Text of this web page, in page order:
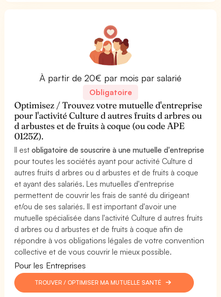
À partir de 20€ par mois par salarié
Obligatoire
Optimisez / Trouvez votre mutuelle d'entreprise
pour l'activité Culture d autres fruits d arbres ou
d arbustes et de fruits à coque (ou code APE
0125Z).
Il estobligatoire de souscrire à une mutuelle d'entreprise
pour toutes les sociétés ayant pour activité Culture d
autres fruits d arbres ou d arbustes et de fruits à coque
et ayant des salariés. Les mutuelles d'entreprise
permettent de couvrir les frais de santé du dirigeant
et/ou de ses salariés. Il est important d'avoir une
mutuelle spécialisée dans l'activité Culture d autres fruits
d arbres ou d arbustes et de fruits à coque afin de
répondre à vos obligations légales de votre convention
collective et de vous couvrir le mieux possible.
Pour les Entreprises
TROUVER / OPTIMISER MA MUTUELLE SANTÉ